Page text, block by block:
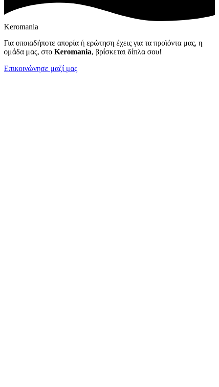
Keromania
Για οποιαδήποτε απορία ή ερώτηση έχεις για τα προϊόντα μας, η
ομάδα μας, στο Keromania, βρίσκεται δίπλα σου!
Επικοινώνησε μαζί μας